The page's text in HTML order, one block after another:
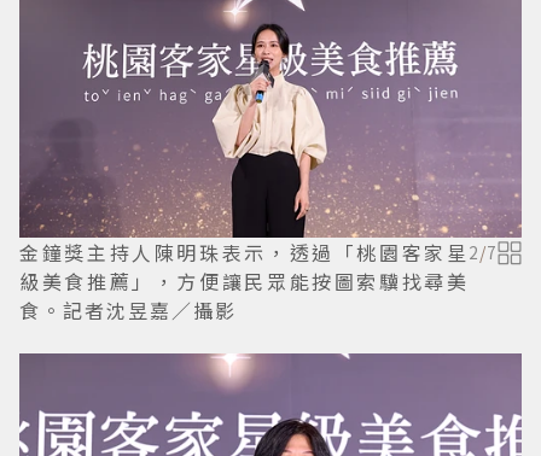
金鐘獎主持人陳明珠表示，透過「桃園客家星
級美食推薦」，方便讓民眾能按圖索驥找尋美
食。記者沈昱嘉／攝影
2/7